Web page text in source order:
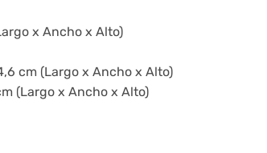
x Ancho x Alto)
cm (Largo x Ancho x Alto)
(Largo x Ancho x Alto)